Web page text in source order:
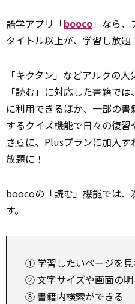
語学アプリ「booco」なら
タイトル以上が、学習し放題
「キクタン」などアルクの
「読む」に対応した書籍で
に利用できるほか、一部の
するクイズ機能で日々の復習
さらに、Plusプランに加入
放題に！
boocoの「読む」 機能では、
す。
① 学習したいページを
② 文字サイズや画面の
③ 書籍内検索ができる